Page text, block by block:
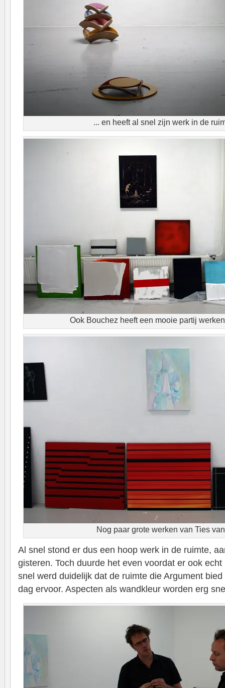
... en heeft al snel zijn werk in de
Ook Bouchez heeft een mooie partij
Nog paar grote werken van Ties
Al snel stond er dus een hoop werk in de ruimte,
gisteren. Toch duurde het even voordat er ook
snel werd duidelijk dat de ruimte die Argument
dag ervoor. Aspecten als wandkleur worden erg